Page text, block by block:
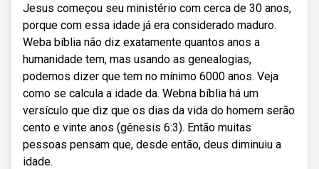
Jesus começou seu ministério com cerca de 30 anos,
porque com essa idade já era considerado maduro.
Weba bíblia não diz exatamente quantos anos a
humanidade tem, mas usando as genealogias,
podemos dizer que tem no mínimo 6000 anos. Veja
como se calcula a idade da. Webna bíblia há um
versículo que diz que os dias da vida do homem serão
cento e vinte anos (gênesis 6:3). Então muitas
pessoas pensam que, desde então, deus diminuiu a
idade.